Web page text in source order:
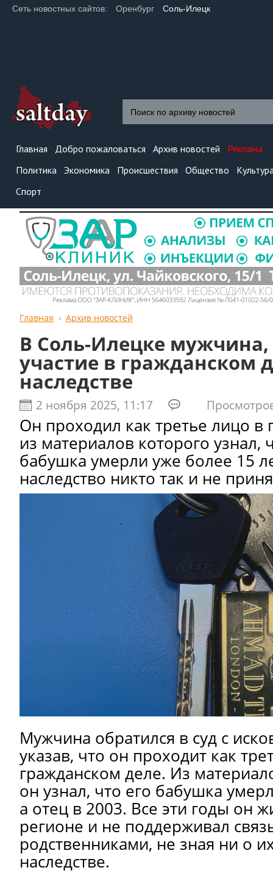
Сеть новостных сайтов: Оренбург Соль-Илецк
Главная Добро пожаловаться Архив новостей
Реклама
Политика Экономика Происшествия Общество
Спорт
Главная Архив новостей
В Соль-Илецке
участие в гражданском
наследстве
2 ноября 2025, 11:17
Он проходил как третье лицо в
из материалов которого узнал,
бабушка умерли уже более 15
наследство никто так и не
Мужчина обратился в суд с
указав, что он проходит как
гражданском деле. Из
он узнал, что его бабушка
а отец в 2003. Все эти годы он
регионе и не поддерживал
родственниками, не зная ни о
наследстве.